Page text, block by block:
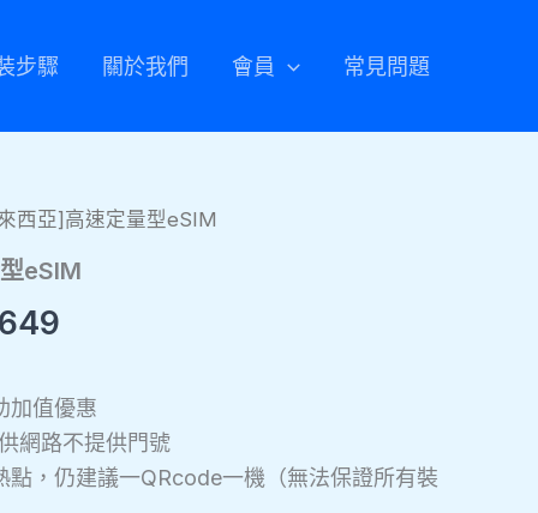
步驟 關於我們 會員 常見問題
西亞]高速定量型eSIM
eSIM
649
價
格
圍：
NT$69
到
加值優惠
網路不提供門號
點，仍建議一QRcode一機（無法保證所有裝